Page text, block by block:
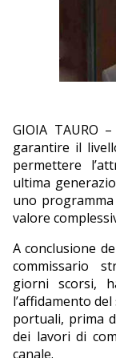
EDITORIALI
GIOIA TAURO
garantire il
permettere
ultima
uno
valore
A conclusione
commissario
giorni scorsi,
l’affidamento
portuali, prima
dei lavori di
canale.